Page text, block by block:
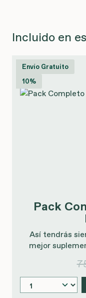
Incluido en
Envío Gratuito
10%
Pack
Así tendrás
mejor